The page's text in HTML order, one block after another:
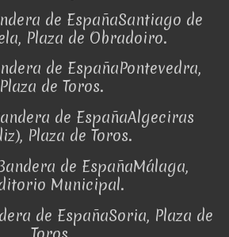
de EspañaSantiago de
Plaza de Obradoiro.
de EspañaPontevedra,
Plaza de Toros.
de EspañaAlgeciras
Plaza de Toros.
de EspañaMálaga,
Municipal.
de EspañaSoria, Plaza de